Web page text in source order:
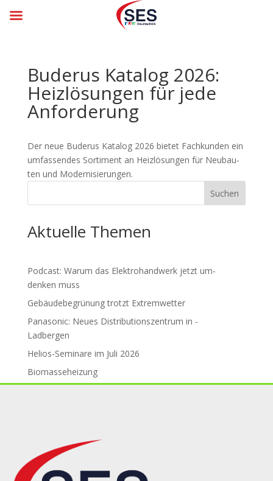
Buderus Katalog 2026:
Heizlö­sun­gen für jede
An­for­derung
Der neue Buderus Katalog 2026 bie­tet Fach­kun­den ein
um­fas­sen­des Sorti­ment an Heiz­lö­sun­gen für Neu­bau­
ten und Moder­ni­sie­rungen.
Suchen
Aktuelle Themen
Podcast: Warum das Elektro­hand­werk jetzt um­
den­ken muss
Gebäude­be­grü­nung trotzt Ex­trem­wet­ter
Panasonic: Neues Distributions­zent­rum in ­
Ladbergen
Helios-Seminare im Juli 2026
Biomasseheizung